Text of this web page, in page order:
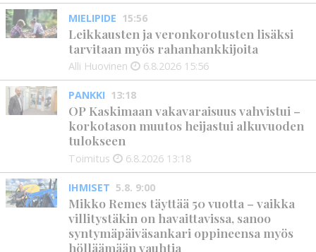
MIELIPIDE 15:56
Leikkausten ja veronkorotusten lisäksi
tarvitaan myös rahanhankkijoita
Alli Huovinen 6.8.2026 15:56
PANKKI 13:18
OP Kaskimaan vakavaraisuus vahvistui –
korkotason muutos heijastui alkuvuoden
tulokseen
Toimitus 6.8.2026 13:18
IHMISET 5.8. 9:00
Mikko Remes täyttää 50 vuotta – vaikka
villitystäkin on havaittavissa, sanoo
syntymäpäiväsankari oppineensa myös
hölläämään vauhtia